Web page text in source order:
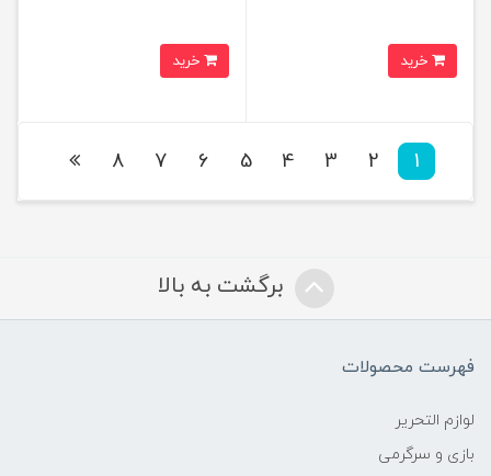
1
2
3
4
5
6
7
8
برگشت به بالا
فهرست محصولات
لوازم التحریر
بازی و سرگرمی